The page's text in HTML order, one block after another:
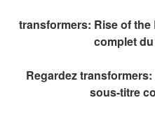
transformers: Rise of
complet
Regardez
sous-titre